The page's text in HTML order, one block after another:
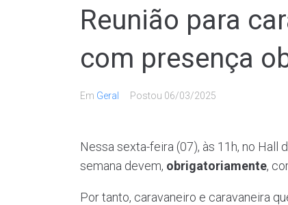
Reunião para
com presença
Em Geral Postou 06/03/2025
Nessa sexta-feira (07), às 11h, no Hall
semana devem, obrigatoriamente,
Por tanto, caravaneiro e caravaneira